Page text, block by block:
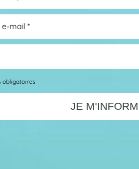
obligatoires